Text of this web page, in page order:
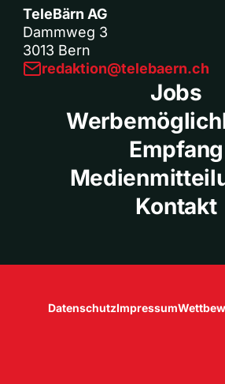
TeleBärn AG
Dammweg 3
3013 Bern
redaktion@telebaern.ch
Jobs
Empfang
Kontakt
DatenschutzImpressum